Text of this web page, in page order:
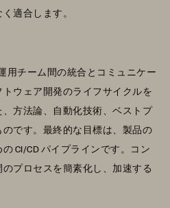
適合します。
用チーム間の統合とコミュニケー
ウェア開発のライフサイクルを
方法論、自動化技術、ベストプ
です。最終的な目標は、製品の
CI/CD パイプラインです。コン
プロセスを簡素化し、加速する